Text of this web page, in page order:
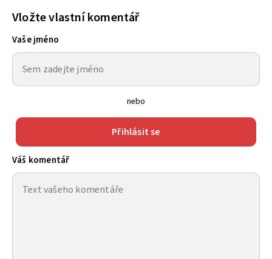
Vložte vlastní komentář
Vaše jméno
nebo
Přihlásit se
Váš komentář